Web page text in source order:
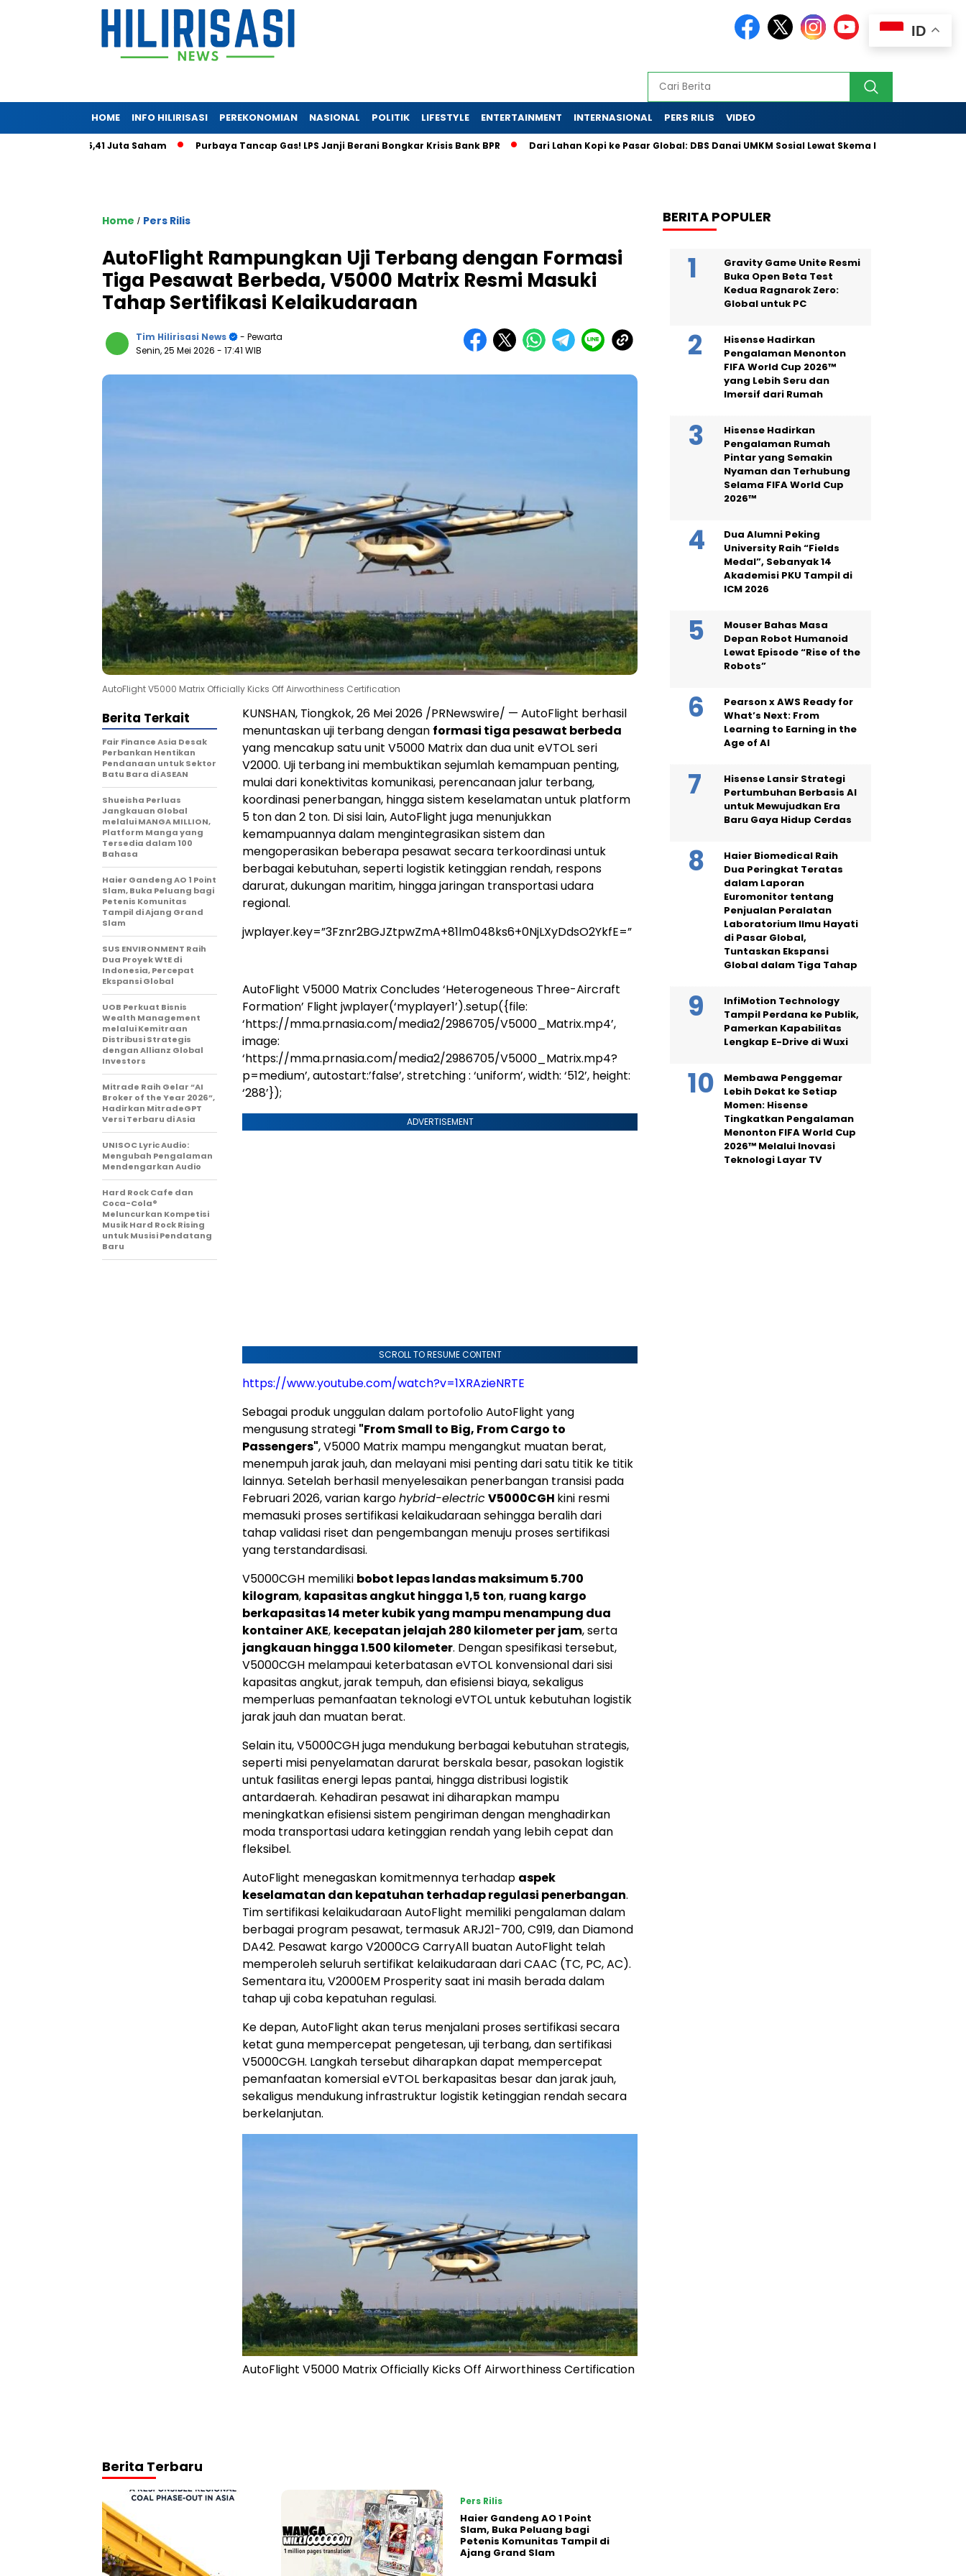
HOME INFO HILIRISASI PEREKONOMIAN NASIONAL POLITIK LIFESTYLE ENTERTAINMENT INTERNASIONAL PERS RILIS VIDEO
5,41 Juta Saham Purbaya Tancap Gas! LPS Janji Berani Bongkar Krisis Bank BPR Dari Lahan Kopi ke Pasar Global: DBS Danai UMKM Sosial Lewat Skema Inovatif
Home / Pers Rilis
AutoFlight Rampungkan Uji Terbang dengan Formasi
Tiga Pesawat Berbeda, V5000 Matrix Resmi Masuki
Tahap Sertifikasi Kelaikudaraan
Tim Hilirisasi News
- Pewarta
Senin, 25 Mei 2026 - 17:41 WIB
AutoFlight V5000 Matrix Officially Kicks Off Airworthiness Certification
KUNSHAN, Tiongkok, 26 Mei 2026 /PRNewswire/ — AutoFlight berhasil
menuntaskan uji terbang dengan formasi tiga pesawat berbeda
yang mencakup satu unit V5000 Matrix dan dua unit eVTOL seri
V2000. Uji terbang ini membuktikan sejumlah kemampuan penting,
mulai dari konektivitas komunikasi, perencanaan jalur terbang,
koordinasi penerbangan, hingga sistem keselamatan untuk platform
5 ton dan 2 ton. Di sisi lain, AutoFlight juga menunjukkan
kemampuannya dalam mengintegrasikan sistem dan
mengoperasikan beberapa pesawat secara terkoordinasi untuk
berbagai kebutuhan, seperti logistik ketinggian rendah, respons
darurat, dukungan maritim, hingga jaringan transportasi udara
regional.
jwplayer.key=”3Fznr2BGJZtpwZmA+81lm048ks6+0NjLXyDdsO2YkfE=”
AutoFlight V5000 Matrix Concludes ‘Heterogeneous Three-Aircraft
Formation’ Flight jwplayer(‘myplayer1’).setup({file:
‘https://mma.prnasia.com/media2/2986705/V5000_Matrix.mp4’,
image:
‘https://mma.prnasia.com/media2/2986705/V5000_Matrix.mp4?
p=medium’, autostart:’false’, stretching : ‘uniform’, width: ‘512’, height:
‘288’});
ADVERTISEMENT
SCROLL TO RESUME CONTENT
https://www.youtube.com/watch?v=1XRAzieNRTE
Sebagai produk unggulan dalam portofolio AutoFlight yang
mengusung strategi "From Small to Big, From Cargo to
Passengers", V5000 Matrix mampu mengangkut muatan berat,
menempuh jarak jauh, dan melayani misi penting dari satu titik ke titik
lainnya. Setelah berhasil menyelesaikan penerbangan transisi pada
Februari 2026, varian kargohybrid-electricV5000CGH kini resmi
memasuki proses sertifikasi kelaikudaraan sehingga beralih dari
tahap validasi riset dan pengembangan menuju proses sertifikasi
yang terstandardisasi.
V5000CGH memiliki bobot lepas landas maksimum 5.700
kilogram, kapasitas angkut hingga 1,5 ton, ruang kargo
berkapasitas 14 meter kubik yang mampu menampung dua
kontainer AKE, kecepatan jelajah 280 kilometer per jam, serta
jangkauan hingga 1.500 kilometer. Dengan spesifikasi tersebut,
V5000CGH melampaui keterbatasan eVTOL konvensional dari sisi
kapasitas angkut, jarak tempuh, dan efisiensi biaya, sekaligus
memperluas pemanfaatan teknologi eVTOL untuk kebutuhan logistik
jarak jauh dan muatan berat.
Selain itu, V5000CGH juga mendukung berbagai kebutuhan strategis,
seperti misi penyelamatan darurat berskala besar, pasokan logistik
untuk fasilitas energi lepas pantai, hingga distribusi logistik
antardaerah. Kehadiran pesawat ini diharapkan mampu
meningkatkan efisiensi sistem pengiriman dengan menghadirkan
moda transportasi udara ketinggian rendah yang lebih cepat dan
fleksibel.
AutoFlight menegaskan komitmennya terhadap aspek
keselamatan dan kepatuhan terhadap regulasi penerbangan.
Tim sertifikasi kelaikudaraan AutoFlight memiliki pengalaman dalam
berbagai program pesawat, termasuk ARJ21-700, C919, dan Diamond
DA42. Pesawat kargo V2000CG CarryAll buatan AutoFlight telah
memperoleh seluruh sertifikat kelaikudaraan dari CAAC (TC, PC, AC).
Sementara itu, V2000EM Prosperity saat ini masih berada dalam
tahap uji coba kepatuhan regulasi.
Ke depan, AutoFlight akan terus menjalani proses sertifikasi secara
ketat guna mempercepat pengetesan, uji terbang, dan sertifikasi
V5000CGH. Langkah tersebut diharapkan dapat mempercepat
pemanfaatan komersial eVTOL berkapasitas besar dan jarak jauh,
sekaligus mendukung infrastruktur logistik ketinggian rendah secara
berkelanjutan.
AutoFlight V5000 Matrix Officially Kicks Off Airworthiness Certification
Berita Terkait
Fair Finance Asia Desak
Perbankan Hentikan
Pendanaan untuk Sektor
Batu Bara di ASEAN
Shueisha Perluas
Jangkauan Global
melalui MANGA MILLION,
Platform Manga yang
Tersedia dalam 100
Bahasa
Haier Gandeng AO 1 Point
Slam, Buka Peluang bagi
Petenis Komunitas
Tampil di Ajang Grand
Slam
SUS ENVIRONMENT Raih
Dua Proyek WtE di
Indonesia, Percepat
Ekspansi Global
UOB Perkuat Bisnis
Wealth Management
melalui Kemitraan
Distribusi Strategis
dengan Allianz Global
Investors
Mitrade Raih Gelar “AI
Broker of the Year 2026”,
Hadirkan MitradeGPT
Versi Terbaru di Asia
UNISOC Lyric Audio:
Mengubah Pengalaman
Mendengarkan Audio
Hard Rock Cafe dan
Coca-Cola®
Meluncurkan Kompetisi
Musik Hard Rock Rising
untuk Musisi Pendatang
Baru
Berita Terbaru
Pers Rilis
Haier Gandeng AO 1 Point
Slam, Buka Peluang bagi
Petenis Komunitas Tampil di
Ajang Grand Slam
BERITA POPULER
Gravity Game Unite Resmi
Buka Open Beta Test
Kedua Ragnarok Zero:
Global untuk PC
Hisense Hadirkan
Pengalaman Menonton
FIFA World Cup 2026™
yang Lebih Seru dan
Imersif dari Rumah
Hisense Hadirkan
Pengalaman Rumah
Pintar yang Semakin
Nyaman dan Terhubung
Selama FIFA World Cup
2026™
Dua Alumni Peking
University Raih “Fields
Medal”, Sebanyak 14
Akademisi PKU Tampil di
ICM 2026
Mouser Bahas Masa
Depan Robot Humanoid
Lewat Episode “Rise of the
Robots”
Pearson x AWS Ready for
What’s Next: From
Learning to Earning in the
Age of AI
Hisense Lansir Strategi
Pertumbuhan Berbasis AI
untuk Mewujudkan Era
Baru Gaya Hidup Cerdas
Haier Biomedical Raih
Dua Peringkat Teratas
dalam Laporan
Euromonitor tentang
Penjualan Peralatan
Laboratorium Ilmu Hayati
di Pasar Global,
Tuntaskan Ekspansi
Global dalam Tiga Tahap
InfiMotion Technology
Tampil Perdana ke Publik,
Pamerkan Kapabilitas
Lengkap E-Drive di Wuxi
Membawa Penggemar
Lebih Dekat ke Setiap
Momen: Hisense
Tingkatkan Pengalaman
Menonton FIFA World Cup
2026™ Melalui Inovasi
Teknologi Layar TV
ID